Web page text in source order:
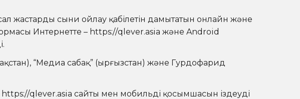
жастарды сыни ойлау қабілетін дамытатын онлайн және
Интернетте – https://qlever.asia және Android
“Медиа сабақ” (Қырғызстан) және Гурдофарид
https://qlever.asia сайты мен мобильді қосымшасын іздеуді